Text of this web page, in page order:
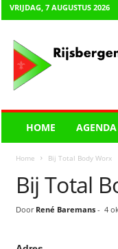
VRIJDAG, 7 AUGUSTUS 2026
HOME AGENDA
Home Bij Total Body Worx
Bij Total
Door René Baremans- 4